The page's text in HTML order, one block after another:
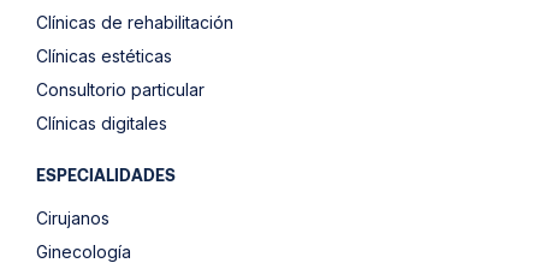
Clínicas de rehabilitación
Clínicas estéticas
Consultorio particular
Clínicas digitales
ESPECIALIDADES
Cirujanos
Ginecología